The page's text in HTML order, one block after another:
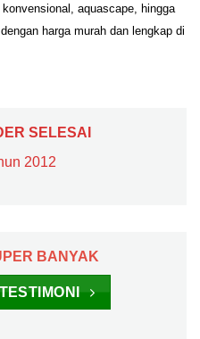
aquascape, hingga
harga murah dan lengkap di
SELESAI
2012
BANYAK